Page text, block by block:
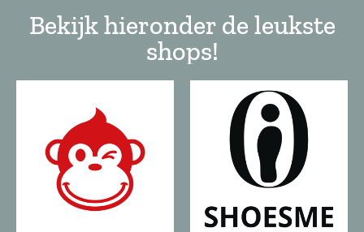
Bekijk hieronder de leukste
shops!